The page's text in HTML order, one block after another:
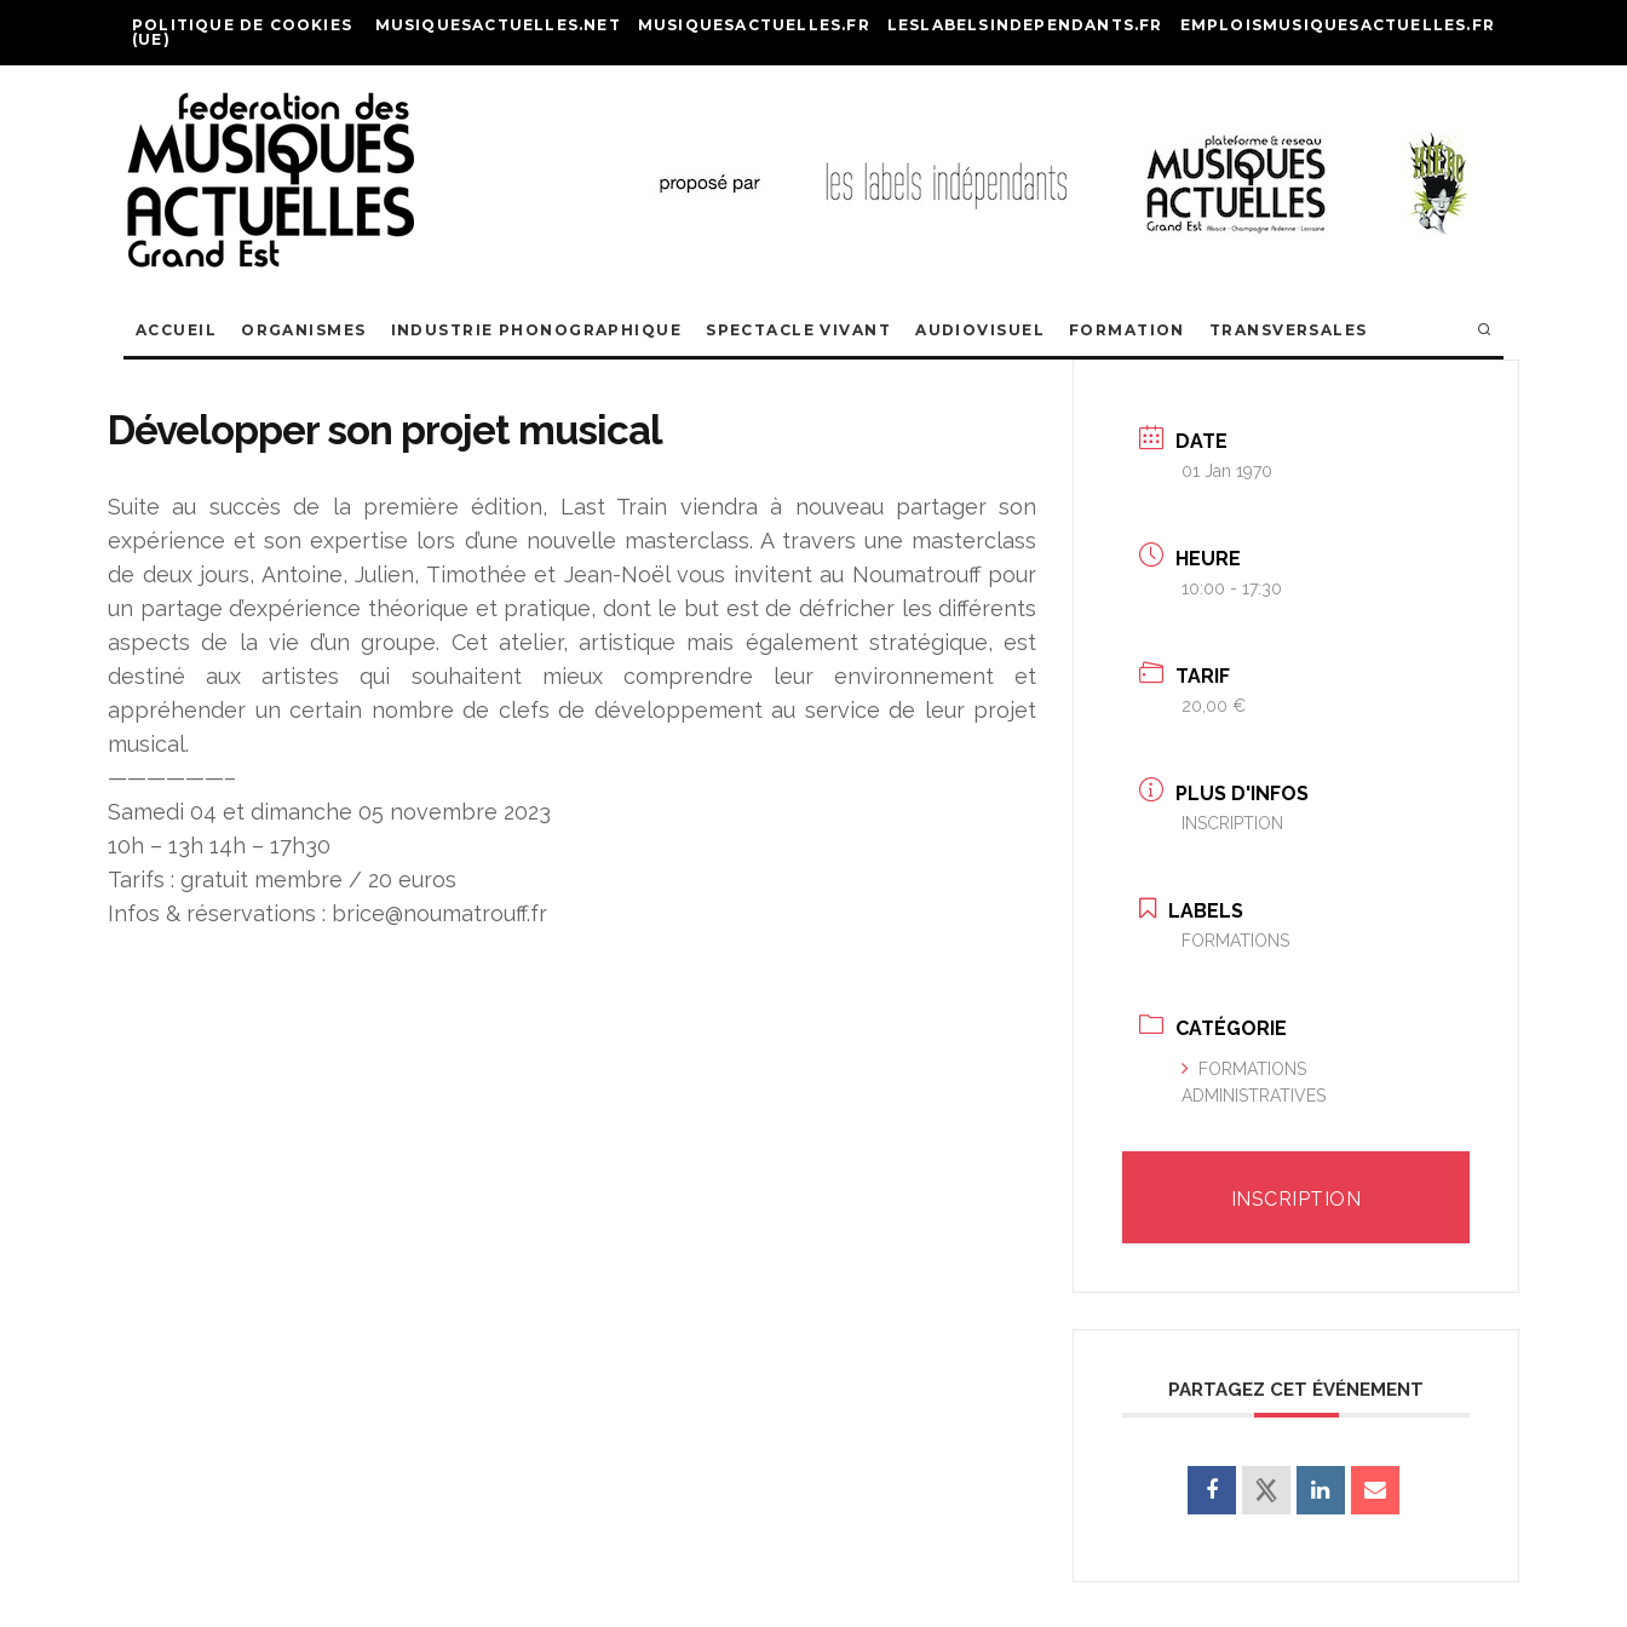
POLITIQUE DE COOKIES
(UE)
MUSIQUESACTUELLES.NET MUSIQUESACTUELLES.FR LESLABELSINDEPENDANTS.FR EMPLOISMUSIQUESACTUELLES.FR
ACCUEIL ORGANISMES INDUSTRIE PHONOGRAPHIQUE SPECTACLE VIVANT AUDIOVISUEL FORMATION TRANSVERSALES
Développer son projet musical
Suite au succès de la première édition, Last Train viendra à nouveau partager son
expérience et son expertise lors d’une nouvelle masterclass. A travers une masterclass
de deux jours, Antoine, Julien, Timothée et Jean-Noël vous invitent au Noumatrouff pour
un partage d’expérience théorique et pratique, dont le but est de défricher les différents
aspects de la vie d’un groupe. Cet atelier, artistique mais également stratégique, est
destiné aux artistes qui souhaitent mieux comprendre leur environnement et
appréhender un certain nombre de clefs de développement au service de leur projet
musical.
——————–
Samedi 04 et dimanche 05 novembre 2023
10h – 13h 14h – 17h30
Tarifs : gratuit membre / 20 euros
Infos & réservations : brice@noumatrouff.fr
DATE
01 Jan 1970
HEURE
10:00 - 17:30
TARIF
20,00 €
PLUS D'INFOS
INSCRIPTION
LABELS
FORMATIONS
CATÉGORIE
FORMATIONS
ADMINISTRATIVES
INSCRIPTION
PARTAGEZ CET ÉVÉNEMENT